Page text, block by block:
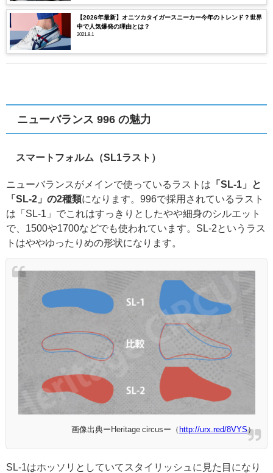
【2026年最新】オニツカタイガースニーカー今年のトレンド？世界
中で人気爆発の理由とは？
2021.8.1
ニューバランス 996 の魅力
スマートフォルム（SL1ラスト）
ニューバランスがメインで使っているラストは 「SL-1」と
「SL-2」の2種類になります。996で採用されているラスト
は「SL-1」でこれはすっきりとしたやや細身のシルエット
で、1500や1700などでも使われています。SL-2というラス
トはややゆったりめの形状になります。
画像出典ーHeritage circusー（ http://urx.red/8VYS）
SL-1はホッソリとしていてスタイリッシュに見た目になり